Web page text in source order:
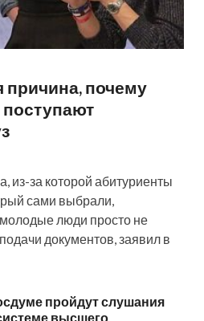
причина, почему
из-за которой абитуриенты
сами выбрали,
молодые люди просто не
документов, заявил в
пройдут слушания
высшего